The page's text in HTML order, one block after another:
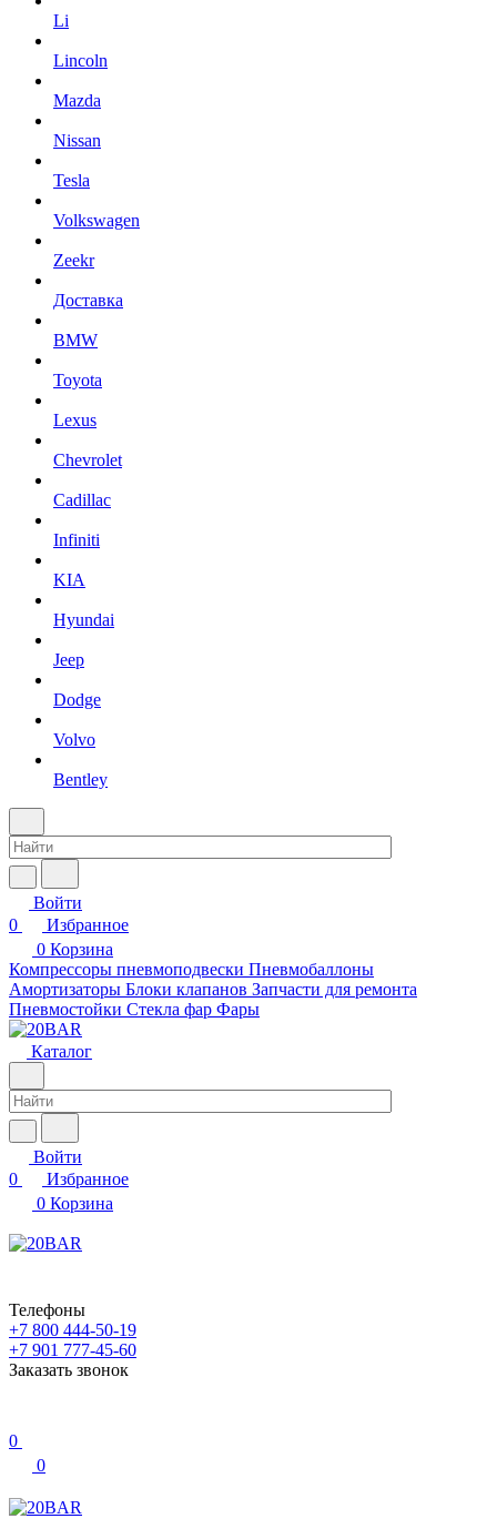
Li
Lincoln
Mazda
Nissan
Tesla
Volkswagen
Zeekr
Доставка
BMW
Toyota
Lexus
Chevrolet
Cadillac
Infiniti
KIA
Hyundai
Jeep
Dodge
Volvo
Bentley
Войти
0
Избранное
0 Корзина
Компрессоры пневмоподвески Пневмобаллоны
Амортизаторы Блоки клапанов Запчасти для ремонта
Пневмостойки Стекла фар Фары
Каталог
Войти
0
Избранное
0 Корзина
Телефоны
+7 800 444-50-19
+7 901 777-45-60
Заказать звонок
0
0